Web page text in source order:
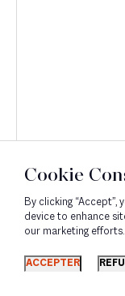
Découvrir
Cookie
By clicking
device to enhance
our marketing
ACCEPTER